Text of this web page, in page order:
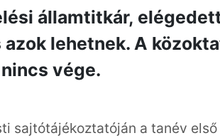
államtitkár,
lehetnek. A
vége.
sajtótájékoztatóján a tanév